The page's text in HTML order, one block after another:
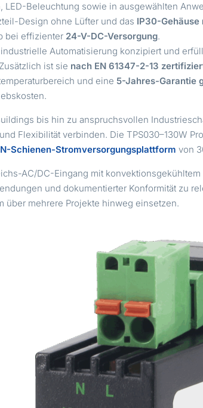
LED-Beleuchtung sowie in ausgewählten
Design ohne Lüfter und das IP30-
bei effizienter 24-V-DC-Versorgung.
Automatisierung konzipiert und
ist sie nach EN 61347-2-13
und eine 5-Jahres-Garantie
bis hin zu anspruchsvollen
Flexibilität verbinden. Die TPS030–130W
Schienen-Stromversorgungsplattform von
AC/DC-Eingang mit
und dokumentierter Konformität zu
über mehrere Projekte hinweg einsetzen.